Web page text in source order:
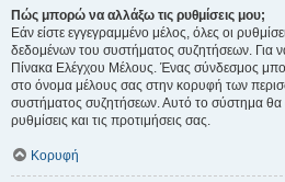
Πώς μπορώ να αλλάξω τις ρυθμίσεις μου;
Εάν είστε εγγεγραμμένο μέλος, όλες οι
δεδομένων του συστήματος συζητήσεων. Για να
Πίνακα Ελέγχου Μέλους. Ένας σύνδεσμος
στο όνομα μέλους σας στην κορυφή των
συστήματος συζητήσεων. Αυτό το σύστημα θα
ρυθμίσεις και τις προτιμήσεις σας.
Κορυφή